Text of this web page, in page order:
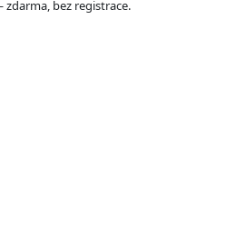
bez registrace.